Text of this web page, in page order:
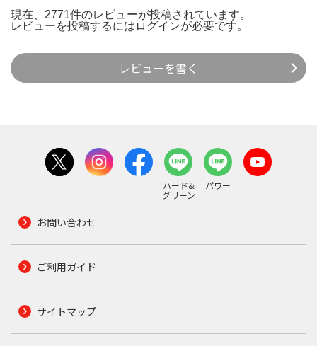
現在、2771件のレビューが投稿されています。
レビューを投稿するには ログインが必要です。
レビューを書く
ハード&
グリーン
パワー
お問い合わせ
ご利用ガイド
サイトマップ